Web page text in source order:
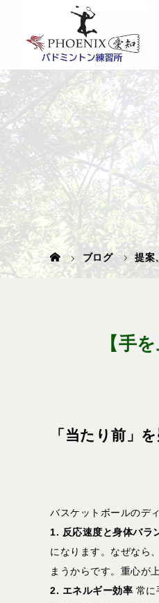
ブログ 提案
【手
「当たり前」
バスケットボールのデ
1. 反応速度と身体バラ
になります。なぜなら
まうからです。重心が
2. エネルギー効率 常に